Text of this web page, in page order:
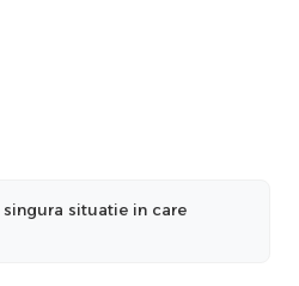
situatie in care